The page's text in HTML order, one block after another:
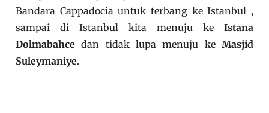
Bandara Cappadocia untuk terbang ke Istanbul ,
sampai di Istanbul kita menuju ke Istana
Dolmabahcedan tidak lupa menuju ke Masjid
Suleymaniye.